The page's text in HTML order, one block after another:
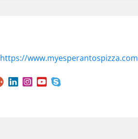
https://www.myesperantospizza.com